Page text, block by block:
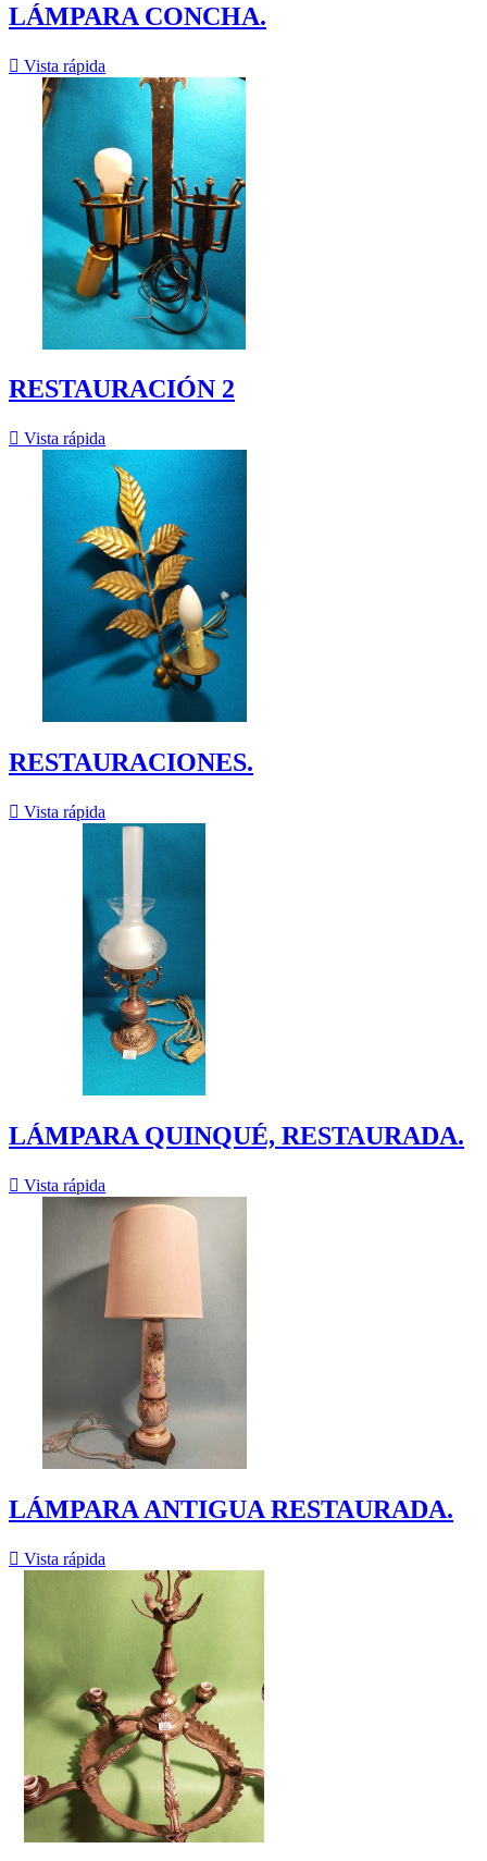
LÁMPARA CONCHA.
 Vista rápida
RESTAURACIÓN 2
 Vista rápida
RESTAURACIONES.
 Vista rápida
LÁMPARA QUINQUÉ, RESTAURADA.
 Vista rápida
LÁMPARA ANTIGUA RESTAURADA.
 Vista rápida